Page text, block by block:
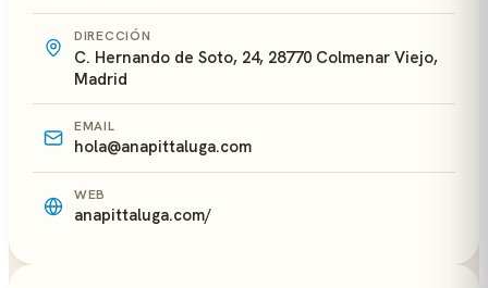
DIRECCIÓN
C. Hernando de Soto, 24, 28770 Colmenar Viejo,
Madrid
EMAIL
hola@anapittaluga.com
WEB
anapittaluga.com/